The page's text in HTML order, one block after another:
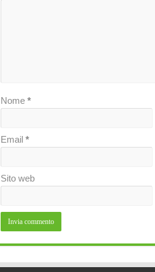
Nome *
Email *
Sito web